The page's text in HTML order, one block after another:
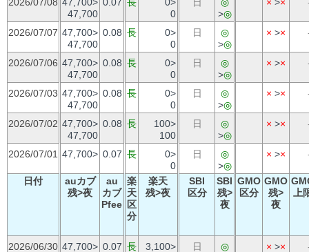
47,700
0
>◎
2026/07/07 47,700>
47,700
0.08 長
0>
0
日
◎
>◎
× >×
2026/07/06 47,700>
47,700
0.08 長
0>
0
日
◎
>◎
× >×
2026/07/03 47,700>
47,700
0.08 長
0>
0
日
◎
>◎
× >×
2026/07/02 47,700>
47,700
0.08 長
100>
100
日
◎
>◎
× >×
2026/07/01 47,700> 0.07 長
0>
0
日
◎
>◎
× >×
日付
auカブ
残>夜
au
カブ
Pfee
楽
天
区
分
楽天
残>夜
SBI
区分
SBI
残>
夜
GMO
区分
GMO
残>
夜
上
2026/06/30 47,700> 0.07 長
3,100>
日
◎
× >×